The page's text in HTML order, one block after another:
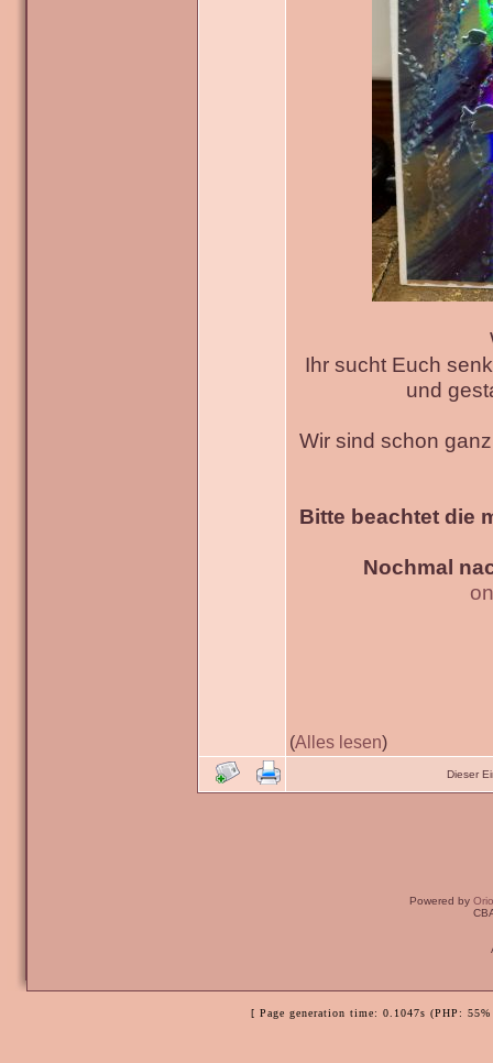
Ihr sucht Euch
und
Wir sind schon
Bitte beachtet die
Nochmal
(Alles lesen)
Dieser
Powered by
[ Page generation time: 0.1047s (PHP: